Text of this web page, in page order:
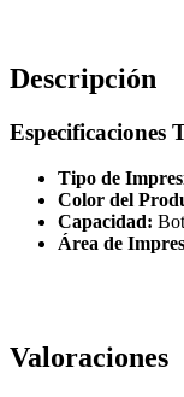
Descripción
Especificaciones
Tipo de
Color del
Capacidad:
Área de
Valoraciones